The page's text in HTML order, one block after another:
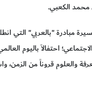
محمد الكعبي.
مبادرة "بالعربي" التي
احتفالاً باليوم
والعلوم قروناً من